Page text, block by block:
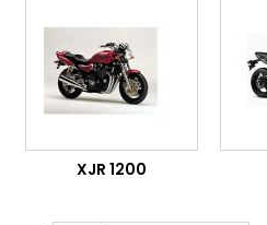
XJR 1200